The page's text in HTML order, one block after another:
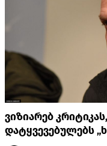
ვიზიარებ
დატყვევებულებს